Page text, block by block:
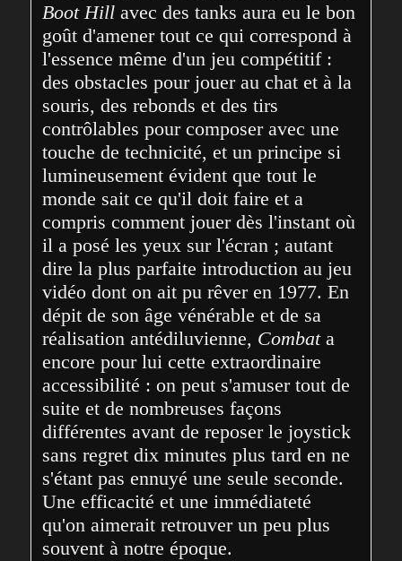
Boot Hill avec des tanks aura eu le bon
goût d'amener tout ce qui correspond à
l'essence même d'un jeu compétitif :
des obstacles pour jouer au chat et à la
souris, des rebonds et des tirs
contrôlables pour composer avec une
touche de technicité, et un principe si
lumineusement évident que tout le
monde sait ce qu'il doit faire et a
compris comment jouer dès l'instant où
il a posé les yeux sur l'écran ; autant
dire la plus parfaite introduction au jeu
vidéo dont on ait pu rêver en 1977. En
dépit de son âge vénérable et de sa
réalisation antédiluvienne, Combat a
encore pour lui cette extraordinaire
accessibilité : on peut s'amuser tout de
suite et de nombreuses façons
différentes avant de reposer le joystick
sans regret dix minutes plus tard en ne
s'étant pas ennuyé une seule seconde.
Une efficacité et une immédiateté
qu'on aimerait retrouver un peu plus
souvent à notre époque.